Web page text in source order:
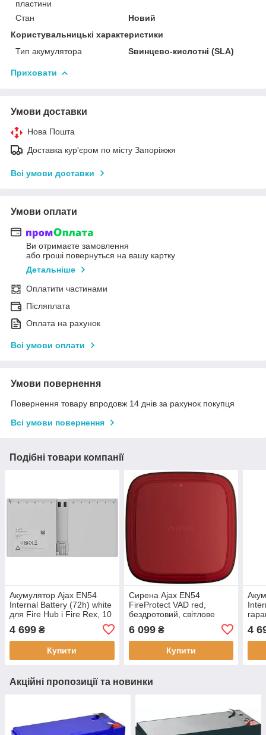
пластини
Стан
Новий
Користувальницькі характеристики
Тип акумулятора
Sвинцево-кислотні (SLA)
Приховати
Умови доставки
Нова Пошта
Доставка кур'єром по місту Запоріжжя
Всі умови доставки
Умови оплати
Ви отримаєте замовлення
або гроші повернуться на вашу картку
Детальніше
Оплатити частинами
Післяплата
Оплата на рахунок
Всі умови оплати
Умови повернення
Повернення товару впродовж 14 днів за рахунок покупця
Всі умови повернення
Подібні товари компанії
Акумулятор Ajax EN54
Internal Battery (72h) white
для Fire Hub і Fire Rex, 10
4 699 ₴
Купити
Сирена Ajax EN54
FireProtect VAD red,
бездротовий, світлове
оповіщення, гарантія 24
міс
6 099₴
Купити
4
Акційні пропозиції та новинки